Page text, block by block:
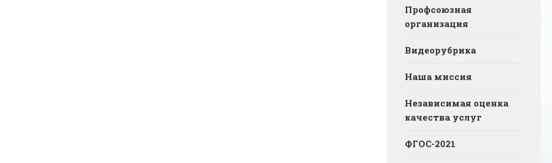
Профсоюзная
организация
Видеорубрика
Наша миссия
Независимая оценка
качества услуг
ФГОС-2021